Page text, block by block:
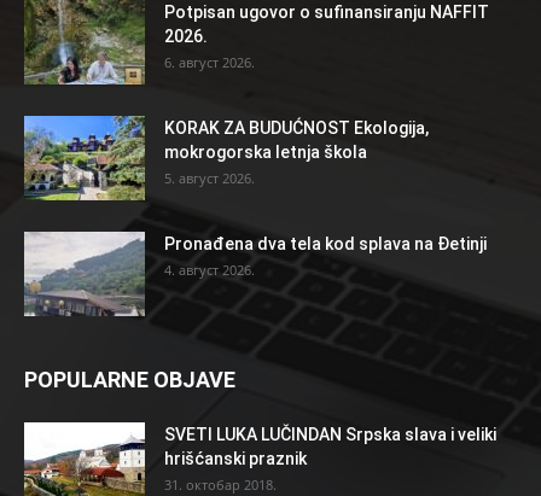
Potpisan ugovor o sufinansiranju NAFFIT
2026.
6. август 2026.
KORAK ZA BUDUĆNOST Ekologija,
mokrogorska letnja škola
5. август 2026.
Pronađena dva tela kod splava na Đetinji
4. август 2026.
POPULARNE OBJAVE
SVETI LUKA LUČINDAN Srpska slava i veliki
hrišćanski praznik
31. октобар 2018.